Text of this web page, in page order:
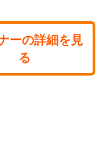
ーの詳細を見
る